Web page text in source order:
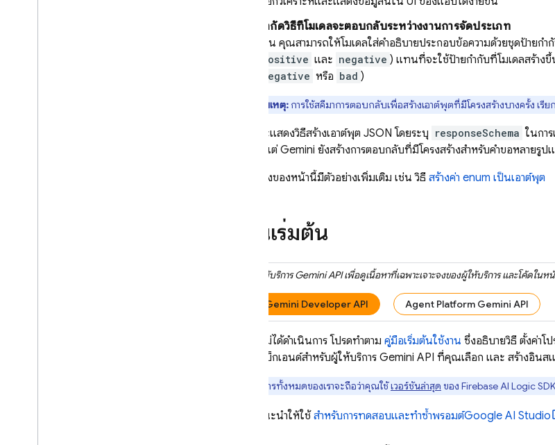
จำกัดวิธีที่โมเดลจะตอบกลับระหว่างงานการจัดประเภท
เช่น คุณสามารถให้โมเดลใส่คำอธิบายประกอบข้อความด้วยชุดป้ายก
positive และ negative ) แทนที่จะใช้ป้ายกำกับที่โมเดลสร้าง
negative หรือ bad )
หมายเหตุ: การใช้สคีมาการตอบกลับเพื่อสร้างเอาต์พุตที่มีโครงสร้างบางครั้ง เรี
คู่มือนี้จะแสดงวิธีสร้างเอาต์พุต JSON โดยระบุ responseSchema ในการ
เท่านั้น แต่ Gemini ยังสร้างการตอบกลับที่มีโครงสร้างสำหรับคำขอหลาย
ที่ด้านล่างของหน้านี้มีตัวอย่างเพิ่มเติม เช่น วิธี สร้างค่า enum เป็นเอาต์พุต
ก่อนเริ่มต้น
คลิกผู้ให้บริการGemini APIเพื่อดูเนื้อหาที่เฉพาะเจาะจงของผู้ให้บริการ และโค้ดในห
Gemini Developer API Agent Platform Gemini API
หากยังไม่ได้ดำเนินการ โปรดทำตาม คู่มือเริ่มต้นใช้งาน ซึ่งอธิบายวิธี ตั้งค่าโ
บริการแบ็กเอนด์สำหรับผู้ให้บริการ Gemini API ที่คุณเลือก และ สร้างอินส
เอกสารทั้งหมดของเราจะถือว่าคุณใช้เวอร์ชันล่าสุด ของ Firebase AI LogicSDK
เราขอแนะนำให้ใช้ สำหรับการทดสอบและทำซ้ำพรอมต์Google AI Studio